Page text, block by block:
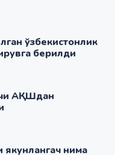
ўзбекистонлик
берилди
АҚШдан
нима